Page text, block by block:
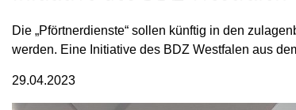
Die „Pförtnerdienste“ sollen künftig in den
werden. Eine Initiative des BDZ Westfalen aus
29.04.2023